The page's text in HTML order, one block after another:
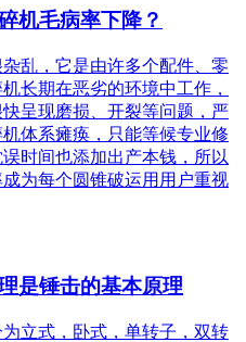
机毛病率下降？
乱，它是由许多个配件、零
长期在恶劣的环境中工作，
呈现磨损、开裂等问题，严
体系瘫痪，只能等候专业修
时间也添加出产本钱，所以
为每个圆锥破运用用户重视
是锤击的基本原理
立式，卧式，单转子，双转